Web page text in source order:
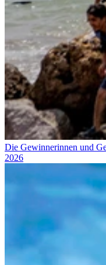
Die Gewinnerinnen und
2026